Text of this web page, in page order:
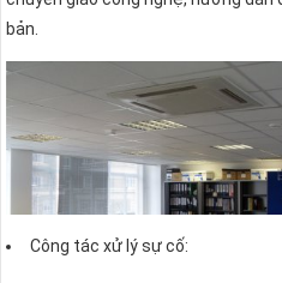
bản.
Công tác xử lý sự cố: